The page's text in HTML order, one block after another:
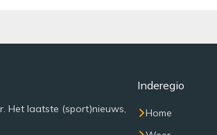
Het laatste (sport)nieuws,
Inderegio
Home